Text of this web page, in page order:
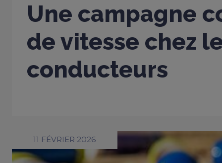
Une campagne
de vitesse chez
conducteurs
11 FÉVRIER 2026